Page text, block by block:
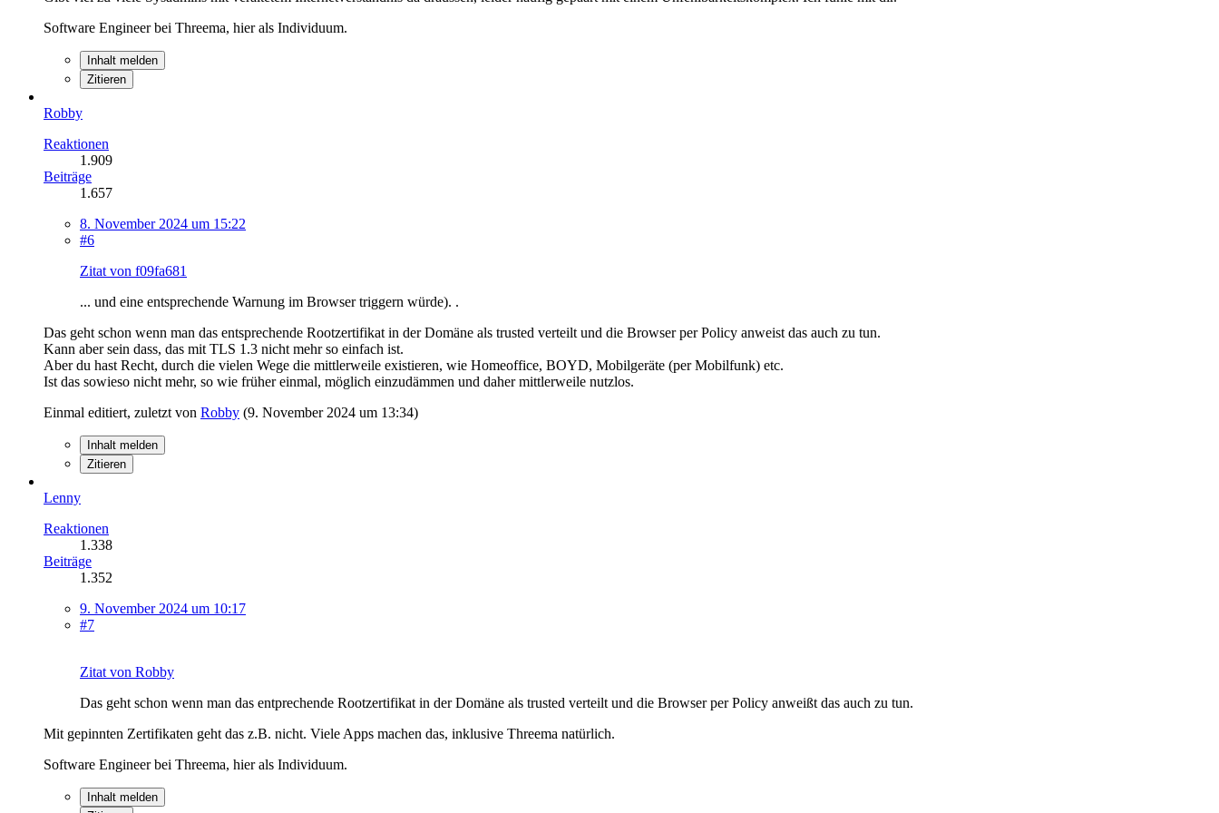
Software Engineer bei Threema, hier als Individuum.
Inhalt melden
Zitieren
Robby
Reaktionen
1.909
Beiträge
1.657
8. November 2024 um 15:22
#6
Zitat von f09fa681
... und eine entsprechende Warnung im Browser triggern würde). .
Das geht schon wenn man das entsprechende Rootzertifikat in der Domäne als trusted verteilt und die Browser per Policy anweist das auch zu tun.
Kann aber sein dass, das mit TLS 1.3 nicht mehr so einfach ist.
Aber du hast Recht, durch die vielen Wege die mittlerweile existieren, wie Homeoffice, BOYD, Mobilgeräte (per Mobilfunk) etc.
Ist das sowieso nicht mehr, so wie früher einmal, möglich einzudämmen und daher mittlerweile nutzlos.
Einmal editiert, zuletzt von Robby (9. November 2024 um 13:34)
Inhalt melden
Zitieren
Lenny
Reaktionen
1.338
Beiträge
1.352
9. November 2024 um 10:17
#7
Zitat von Robby
Das geht schon wenn man das entprechende Rootzertifikat in der Domäne als trusted verteilt und die Browser per Policy anweißt das auch zu tun.
Mit gepinnten Zertifikaten geht das z.B. nicht. Viele Apps machen das, inklusive Threema natürlich.
Software Engineer bei Threema, hier als Individuum.
Inhalt melden